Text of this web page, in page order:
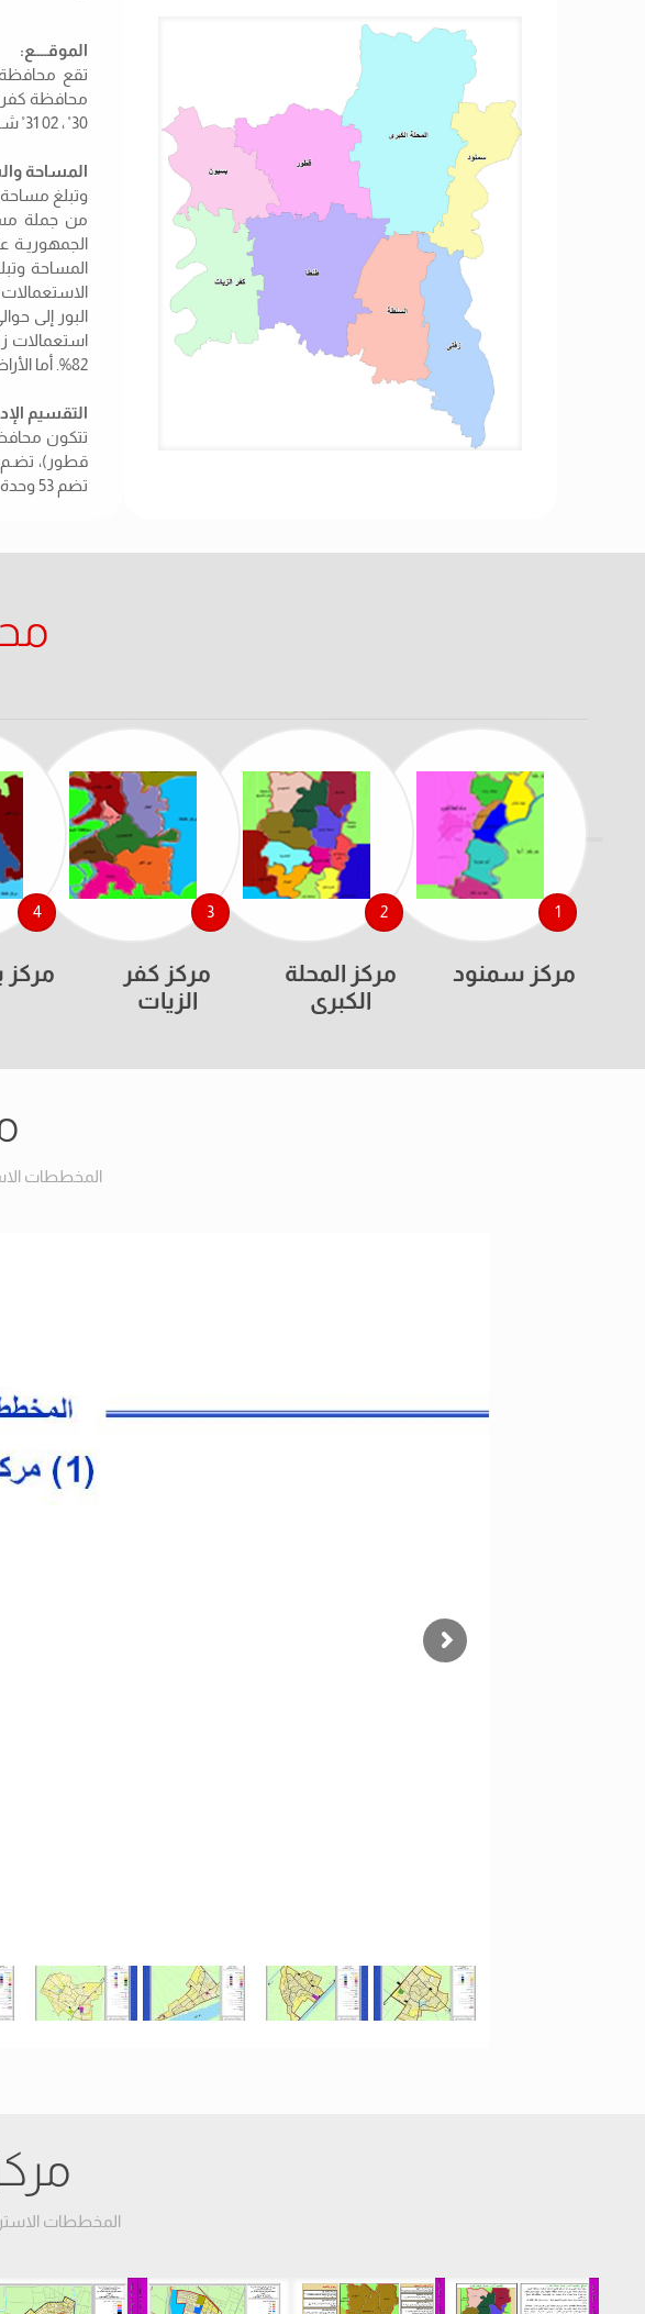
الموقــــع:
تقع محافظة
30 ْ ، 02َ 31 ْ شـرقاً.
المساحة
82%. أما الأراضي البور توجد أكبر مسـاحة بمركز بسيون بنسبـة 1.2% من جملـة المساحة المأهولة بالمركز.
التقسيم
تضم 53 وحدة محلية قروية تضم 317 قرية ويتبعها 1249 عزبة وكفر ونجع
1
مركز سمنود
2
مركز المحلة
الكبرى
3
مركز كفر
الزيات
4
المخططات
المخططات